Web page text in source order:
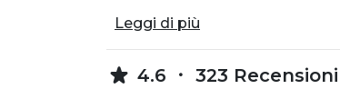
Leggi di più
4.6 323 Recensioni